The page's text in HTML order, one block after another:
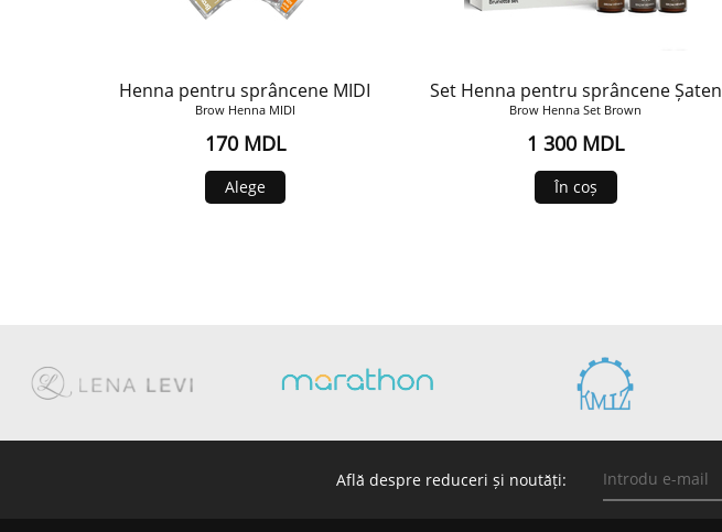
Henna pentru sprâncene MIDI
Brow Henna MIDI
170 MDL
Alege
Set Henna pentru sprâncene Șaten
Brow Henna Set Brown
1 300 MDL
În coș
Află despre reduceri și noutăți: